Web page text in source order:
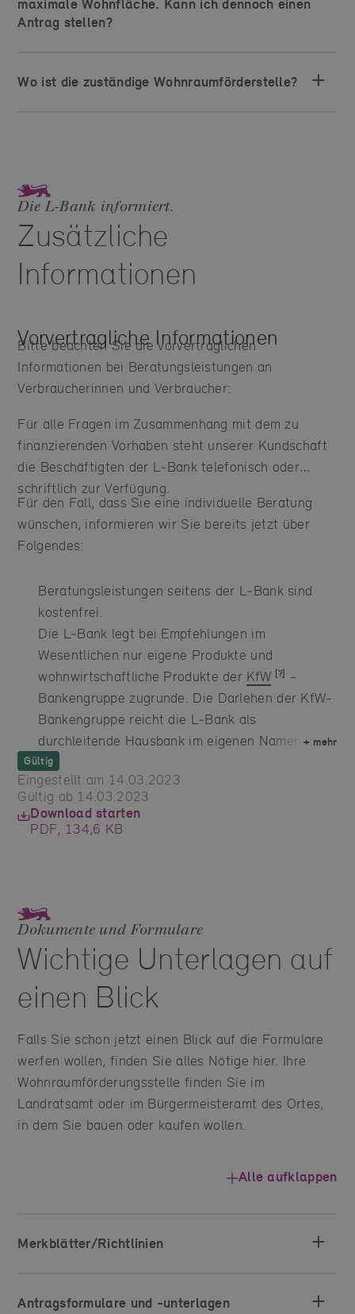
maximale Wohnfläche. Kann ich dennoch einen
Antrag stellen?
Wo ist die zuständige Wohnraumförderstelle?
Die L‑Bank informiert.
Zusätzliche
Informationen
Vorvertragliche Informationen
Bitte beachten Sie die vorvertraglichen
Informationen bei Beratungsleistungen an
Verbraucherinnen und Verbraucher:
Für alle Fragen im Zusammenhang mit dem zu
finanzierenden Vorhaben steht unserer Kundschaft
die Beschäftigten der L‑Bank telefonisch oder
schriftlich zur Verfügung.
Für den Fall, dass Sie eine individuelle Beratung
wünschen, informieren wir Sie bereits jetzt über
Folgendes:
Beratungsleistungen seitens der L‑Bank sind
kostenfrei.
Die L‑Bank legt bei Empfehlungen im
Wesentlichen nur eigene Produkte und
wohnwirtschaftliche Produkte der KfW
-
Bankengruppe zugrunde. Die Darlehen der KfW-
Bankengruppe reicht die L‑Bank als
durchleitende Hausbank im eigenen Namen aus.
+ mehr
Gültig
Eingestellt am 14.03.2023
Gültig ab 14.03.2023
Download starten
PDF, 134,6 KB
Dokumente und Formulare
Wichtige Unterlagen auf
einen Blick
Falls Sie schon jetzt einen Blick auf die Formulare
werfen wollen, finden Sie alles Nötige hier. Ihre
Wohnraumförderungsstelle finden Sie im
Landratsamt oder im Bürgermeisteramt des Ortes,
in dem Sie bauen oder kaufen wollen.
Alle aufklappen
Merkblätter/Richtlinien
Antragsformulare und -unterlagen